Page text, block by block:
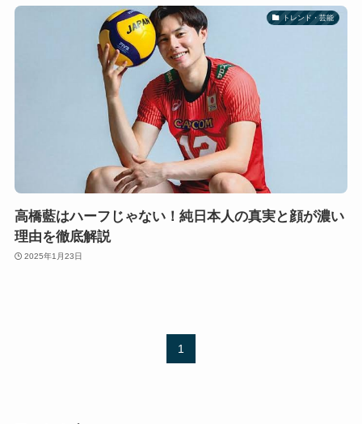
トレンド・芸能
高橋藍はハーフじゃない！純日本人の真実と顔が濃い
理由を徹底解説
2025年1月23日
1